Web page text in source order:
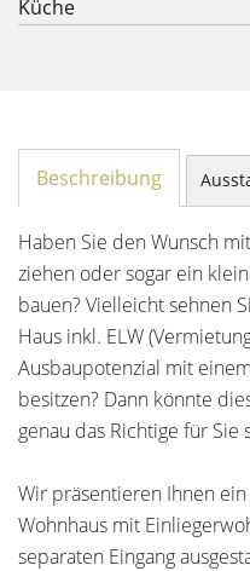
Küche
Beschreibung
Haben Sie den Wunsch
ziehen oder sogar ein
bauen? Vielleicht sehnen
Haus inkl. ELW
Ausbaupotenzial mit
besitzen? Dann könnte
genau das Richtige für Sie
Wir präsentieren Ihnen
Wohnhaus mit
separaten Eingang